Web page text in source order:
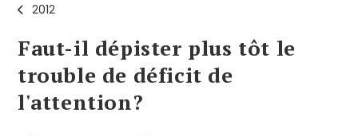
2012
Faut-il dépister plus tôt le
trouble de déficit de
l'attention?